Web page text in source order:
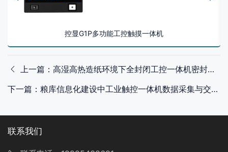
控显G1P多功能工控触摸一体机
上一篇：高湿高热造纸环境下全封闭工控一体机密封防护与运行验证
下一篇：粮库信息化建设中工业触控一体机数据采集与交互架构设计
联系我们